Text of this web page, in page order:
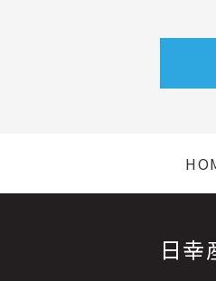
日幸